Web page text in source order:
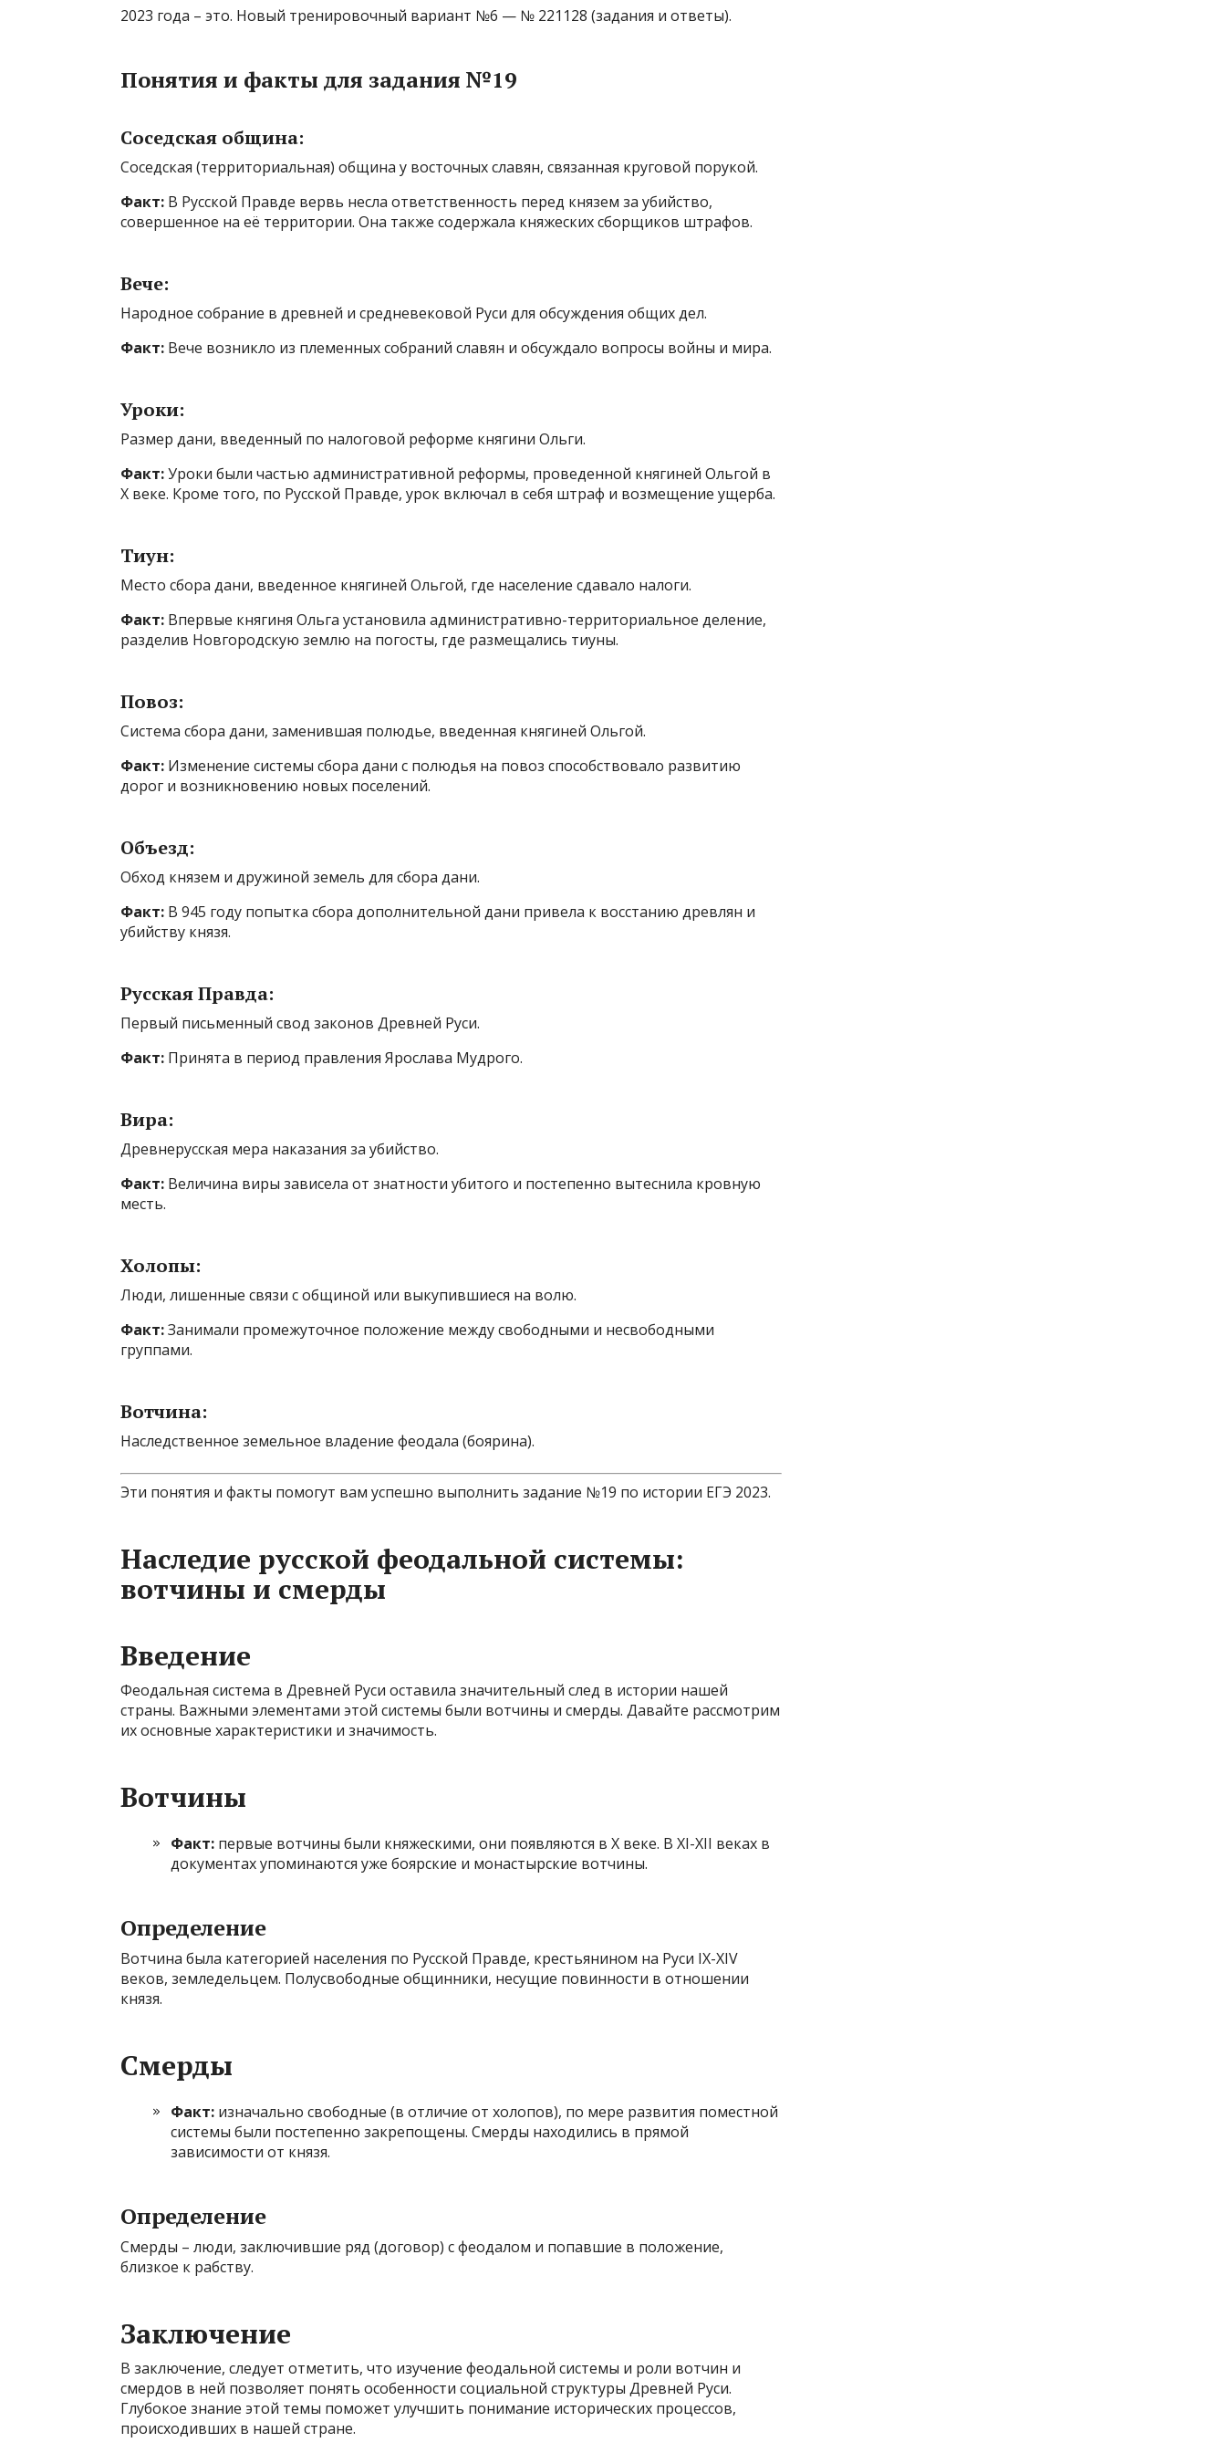
2023 года – это. Новый тренировочный вариант №6 — № 221128 (задания и ответы).
Понятия и факты для задания №19
Соседская община:
Соседская (территориальная) община у восточных славян, связанная круговой порукой.
Факт: В Русской Правде вервь несла ответственность перед князем за убийство,
совершенное на её территории. Она также содержала княжеских сборщиков штрафов.
Вече:
Народное собрание в древней и средневековой Руси для обсуждения общих дел.
Факт: Вече возникло из племенных собраний славян и обсуждало вопросы войны и мира.
Уроки:
Размер дани, введенный по налоговой реформе княгини Ольги.
Факт:Уроки были частью административной реформы, проведенной княгиней Ольгой в
X веке. Кроме того, по Русской Правде, урок включал в себя штраф и возмещение ущерба.
Тиун:
Место сбора дани, введенное княгиней Ольгой, где население сдавало налоги.
Факт: Впервые княгиня Ольга установила административно-территориальное деление,
разделив Новгородскую землю на погосты, где размещались тиуны.
Повоз:
Система сбора дани, заменившая полюдье, введенная княгиней Ольгой.
Факт: Изменение системы сбора дани с полюдья на повоз способствовало развитию
дорог и возникновению новых поселений.
Объезд:
Обход князем и дружиной земель для сбора дани.
Факт: В 945 году попытка сбора дополнительной дани привела к восстанию древлян и
убийству князя.
Русская Правда:
Первый письменный свод законов Древней Руси.
Факт: Принята в период правления Ярослава Мудрого.
Вира:
Древнерусская мера наказания за убийство.
Факт: Величина виры зависела от знатности убитого и постепенно вытеснила кровную
месть.
Холопы:
Люди, лишенные связи с общиной или выкупившиеся на волю.
Факт:Занимали промежуточное положение между свободными и несвободными
группами.
Вотчина:
Наследственное земельное владение феодала (боярина).
Эти понятия и факты помогут вам успешно выполнить задание №19 по истории ЕГЭ 2023.
Наследие русской феодальной системы:
вотчины и смерды
Введение
Феодальная система в Древней Руси оставила значительный след в истории нашей
страны. Важными элементами этой системы были вотчины и смерды. Давайте рассмотрим
их основные характеристики и значимость.
Вотчины
Факт: первые вотчины были княжескими, они появляются в X веке. В XI-XII веках в
документах упоминаются уже боярские и монастырские вотчины.
Определение
Вотчина была категорией населения по Русской Правде, крестьянином на Руси IX-XIV
веков, земледельцем. Полусвободные общинники, несущие повинности в отношении
князя.
Смерды
Факт: изначально свободные (в отличие от холопов), по мере развития поместной
системы были постепенно закрепощены. Смерды находились в прямой
зависимости от князя.
Определение
Смерды – люди, заключившие ряд (договор) с феодалом и попавшие в положение,
близкое к рабству.
Заключение
В заключение, следует отметить, что изучение феодальной системы и роли вотчин и
смердов в ней позволяет понять особенности социальной структуры Древней Руси.
Глубокое знание этой темы поможет улучшить понимание исторических процессов,
происходивших в нашей стране.